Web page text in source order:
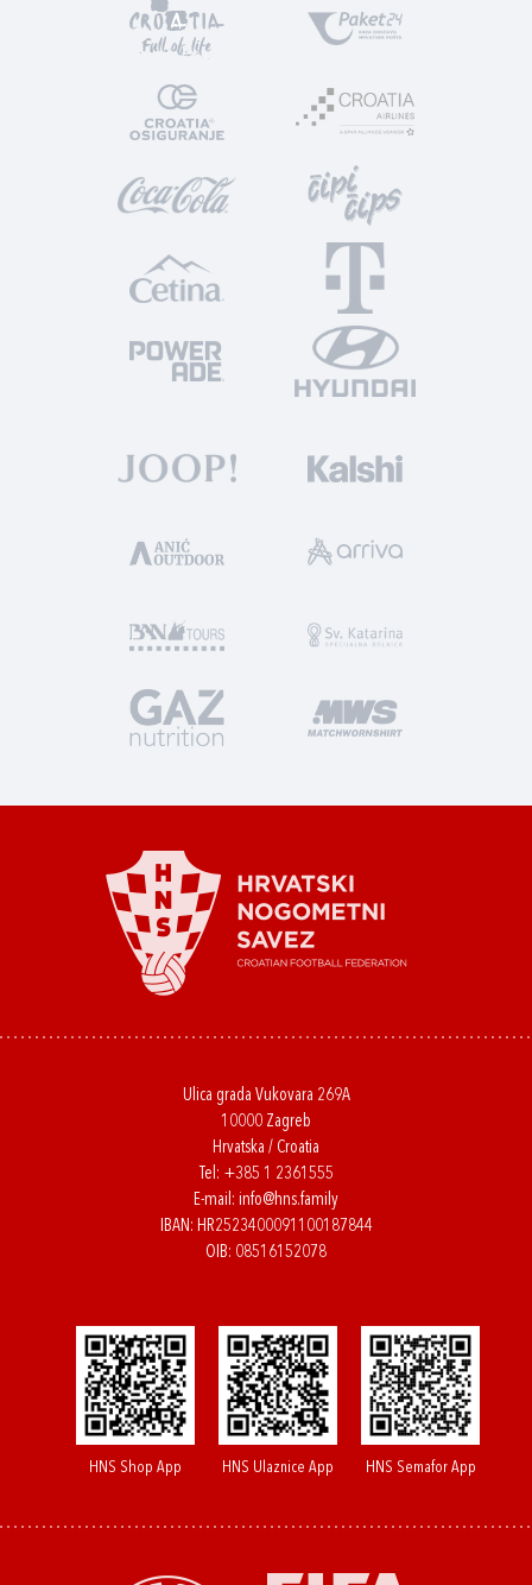
Ulica grada Vukovara 269A
10000 Zagreb
Hrvatska / Croatia
Tel: +385 1 2361555
E-mail: info@hns.family
IBAN: HR2523400091100187844
OIB: 08516152078
HNS Shop App HNS Ulaznice App HNS Semafor App